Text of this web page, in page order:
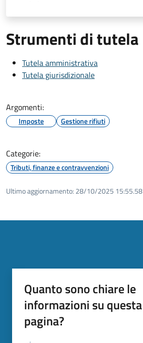
Strumenti di tutela
Tutela amministrativa
Tutela giurisdizionale
Argomenti:
Imposte Gestione rifiuti
Categorie:
Tributi, finanze e contravvenzioni
Ultimo aggiornamento: 28/10/2025 15:55.58
Quanto sono chiare le
informazioni su questa
pagina?